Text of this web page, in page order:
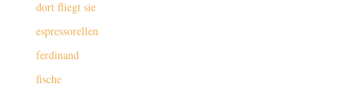
dort fliegt sie
espressorellen
ferdinand
fische